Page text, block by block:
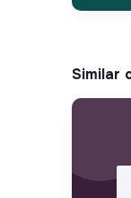
Similar